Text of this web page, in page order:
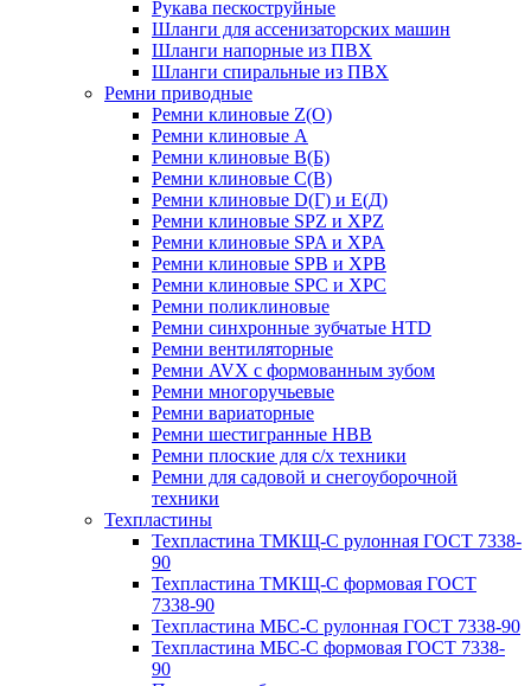
Рукава пескоструйные
Шланги для ассенизаторских машин
Шланги напорные из ПВХ
Шланги спиральные из ПВХ
Ремни приводные
Ремни клиновые Z(О)
Ремни клиновые А
Ремни клиновые В(Б)
Ремни клиновые С(В)
Ремни клиновые D(Г) и Е(Д)
Ремни клиновые SPZ и XPZ
Ремни клиновые SPA и XPA
Ремни клиновые SPB и XPB
Ремни клиновые SPC и XPC
Ремни поликлиновые
Ремни синхронные зубчатые HTD
Ремни вентиляторные
Ремни AVX с формованным зубом
Ремни многоручьевые
Ремни вариаторные
Ремни шестигранные HBB
Ремни плоские для с/х техники
Ремни для садовой и снегоуборочной
техники
Техпластины
Техпластина ТМКЩ-С рулонная ГОСТ 7338-
90
Техпластина ТМКЩ-С формовая ГОСТ
7338-90
Техпластина МБС-С рулонная ГОСТ 7338-90
Техпластина МБС-С формовая ГОСТ 7338-
90